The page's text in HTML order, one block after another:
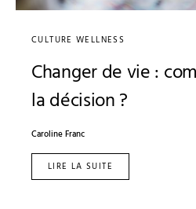
CULTURE WELLNESS
Changer de vie :
la décision ?
Caroline Franc
LIRE LA SUITE